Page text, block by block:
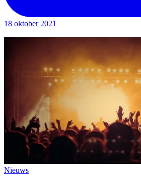
18 oktober 2021
Nieuws